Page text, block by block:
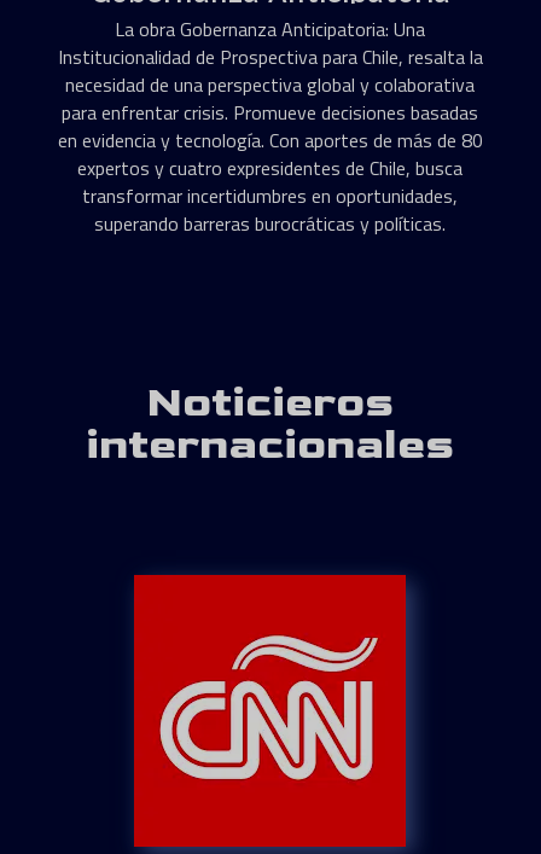
La obra Gobernanza Anticipatoria: Una
Institucionalidad de Prospectiva para Chile, resalta la
necesidad de una perspectiva global y colaborativa
para enfrentar crisis. Promueve decisiones basadas
en evidencia y tecnología. Con aportes de más de 80
expertos y cuatro expresidentes de Chile, busca
transformar incertidumbres en oportunidades,
superando barreras burocráticas y políticas.
Noticieros
internacionales